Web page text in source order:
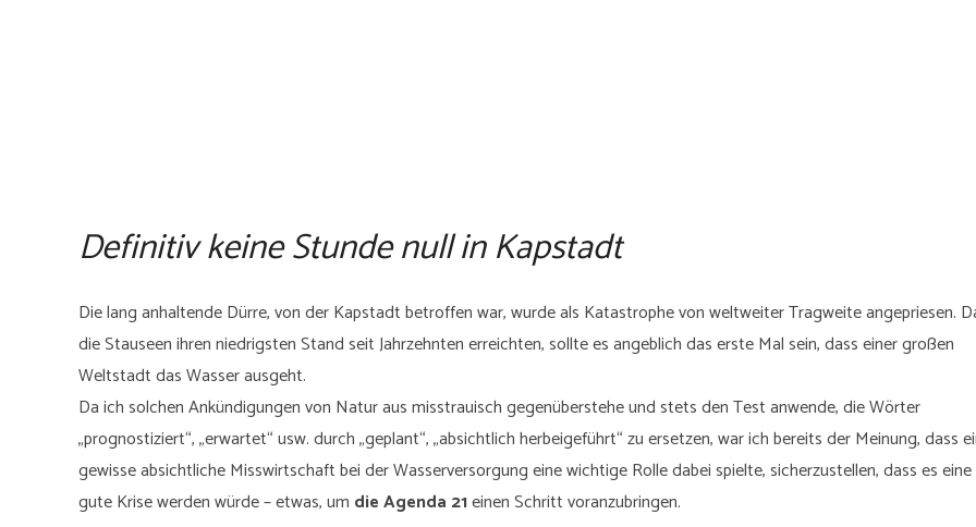
Definitiv keine Stunde null in Kapstadt
Die lang anhaltende Dürre, von der Kapstadt betroffen war, wurde als Katastrophe von weltweiter Tragweite angepriesen.
die Stauseen ihren niedrigsten Stand seit Jahrzehnten erreichten, sollte es angeblich das erste Mal sein, dass einer großen
Weltstadt das Wasser ausgeht.
Da ich solchen Ankündigungen von Natur aus misstrauisch gegenüberstehe und stets den Test anwende, die Wörter
„prognostiziert“, „erwartet“ usw. durch „geplant“, „absichtlich herbeigeführt“ zu ersetzen, war ich bereits der Meinung, dass
gewisse absichtliche Misswirtschaft bei der Wasserversorgung eine wichtige Rolle dabei spielte, sicherzustellen, dass es eine
gute Krise werden würde – etwas, um die Agenda 21einen Schritt voranzubringen.